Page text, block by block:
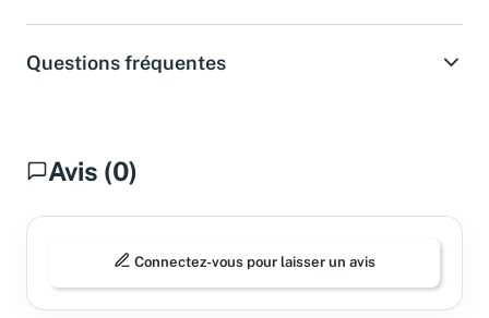
Questions fréquentes
Avis (0)
Connectez-vous pour laisser un avis